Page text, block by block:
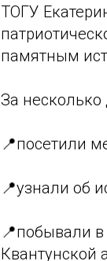
ТОГУ
памятным
За несколько
📍посетили
📍узнали об
📍побывали
Квантунской